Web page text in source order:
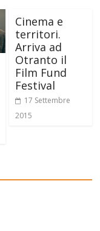
Cinema e
territori.
Arriva ad
Otranto il
Film Fund
Festival
17 Settembre
2015